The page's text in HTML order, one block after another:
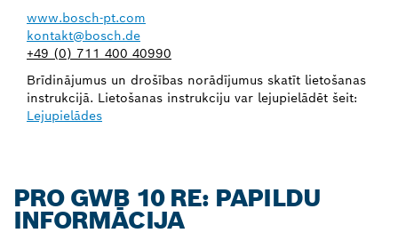
www.bosch-pt.com
kontakt@bosch.de
+49 (0) 711 400 40990
Brīdinājumus un drošības norādījumus skatīt lietošanas
instrukcijā. Lietošanas instrukciju var lejupielādēt šeit:
Lejupielādes
PRO GWB 10 RE: PAPILDU
INFORMĀCIJA